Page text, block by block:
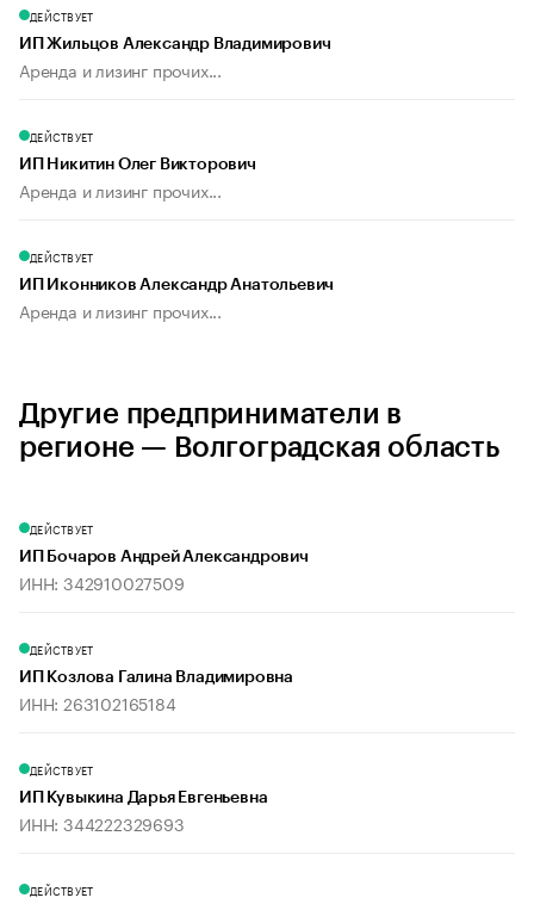
ДЕЙСТВУЕТ
ИП Жильцов Александр Владимирович
Аренда и лизинг прочих...
ДЕЙСТВУЕТ
ИП Никитин Олег Викторович
Аренда и лизинг прочих...
ДЕЙСТВУЕТ
ИП Иконников Александр Анатольевич
Аренда и лизинг прочих...
Другие предприниматели в
регионе — Волгоградская область
ДЕЙСТВУЕТ
ИП Бочаров Андрей Александрович
ИНН: 342910027509
ДЕЙСТВУЕТ
ИП Козлова Галина Владимировна
ИНН: 263102165184
ДЕЙСТВУЕТ
ИП Кувыкина Дарья Евгеньевна
ИНН: 344222329693
ДЕЙСТВУЕТ